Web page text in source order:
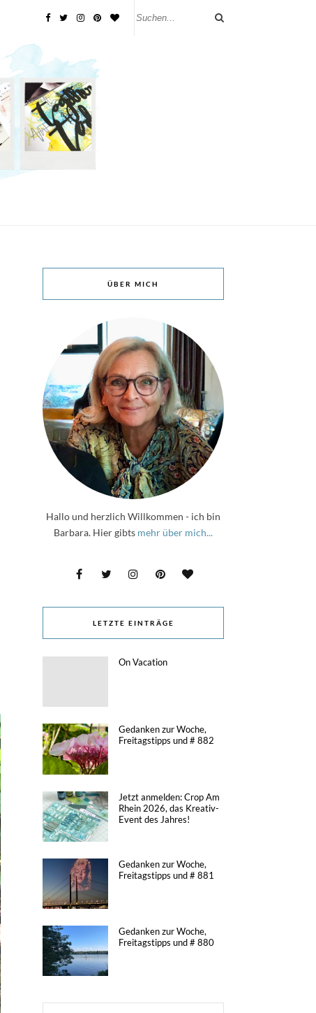
ÜBER MICH
Hallo und herzlich Willkommen - ich bin
Barbara. Hier gibts mehr über mich...
LETZTE EINTRÄGE
On Vacation
Gedanken zur Woche,
Freitagstipps und # 882
Jetzt anmelden: Crop Am
Rhein 2026, das Kreativ-
Event des Jahres!
Gedanken zur Woche,
Freitagstipps und # 881
Gedanken zur Woche,
Freitagstipps und # 880